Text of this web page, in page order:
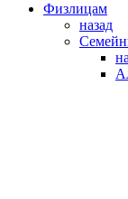
Физлицам
назад